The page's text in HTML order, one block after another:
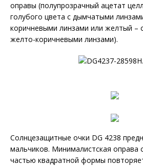
оправы (полупрозрачный ацетат
голубого цвета с дымчатыми
коричневыми линзами или желтый –
желто-коричневыми линзами).
Солнцезащитные очки DG 4238
мальчиков. Минималистская оправа
частью квадратной формы